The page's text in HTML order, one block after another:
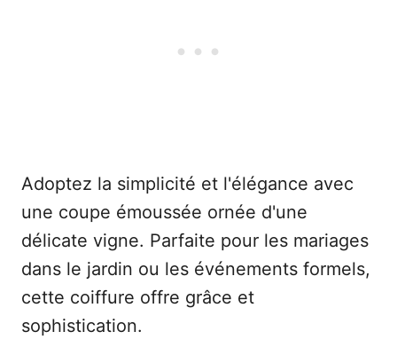
Adoptez la simplicité et l'élégance avec
une coupe émoussée ornée d'une
délicate vigne. Parfaite pour les mariages
dans le jardin ou les événements formels,
cette coiffure offre grâce et
sophistication.